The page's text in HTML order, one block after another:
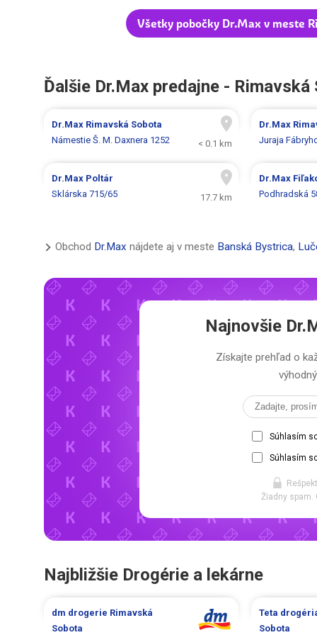
Všetky pobočky Dr.Max v meste
Ďalšie Dr.Max predajne - Rimavská
Dr.Max Rimavská Sobota
Námestie Š. M. Daxnera 1252
< 0.1 km
Dr.Max
Juraja
Dr.Max Poltár
Sklárska 715/65
17.7 km
Dr.Max
Podhradská
Obchod Dr.Max nájdete aj v meste Banská Bystrica,
Najnovšie
Získajte prehľad o
Súhlasím
Súhlasím
Žiadny spam.
Najbližšie Drogérie a lekárne
dm drogerie Rimavská
Sobota
Teta
Sobota